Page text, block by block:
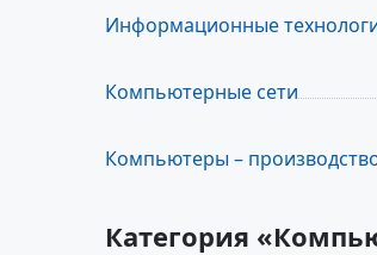
Информационные
Компьютерные сети
Компьютеры –
Категория